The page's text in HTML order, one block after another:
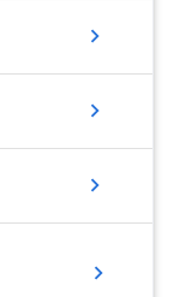
chevron_right
chevron_right
chevron_right
chevron_right